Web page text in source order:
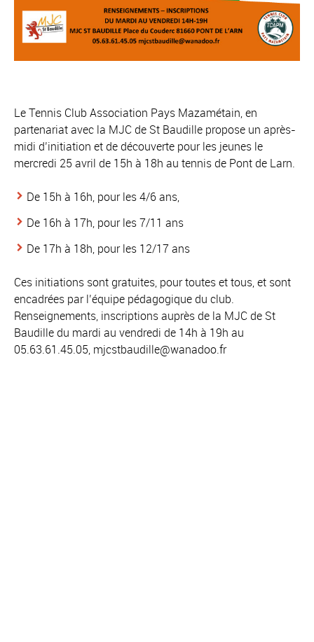
Le Tennis Club Association Pays Mazamétain, en
partenariat avec la MJC de St Baudille propose un après-
midi d’initiation et de découverte pour les jeunes le
mercredi 25 avril de 15h à 18h au tennis de Pont de Larn.
De 15h à 16h, pour les 4/6 ans,
De 16h à 17h, pour les 7/11 ans
De 17h à 18h, pour les 12/17 ans
Ces initiations sont gratuites, pour toutes et tous, et sont
encadrées par l’équipe pédagogique du club.
Renseignements, inscriptions auprès de la MJC de St
Baudille du mardi au vendredi de 14h à 19h au
05.63.61.45.05, mjcstbaudille@wanadoo.fr